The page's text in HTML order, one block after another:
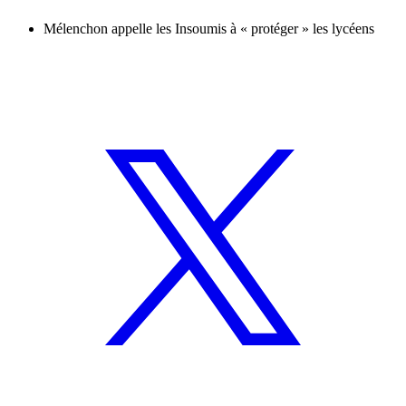
Mélenchon appelle les Insoumis à « protéger » les lycéens